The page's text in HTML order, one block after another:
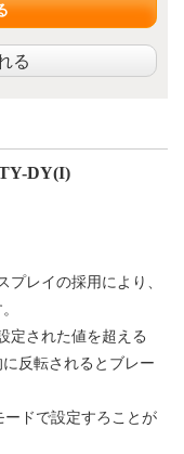
る
DY(I)
プレイの採用により、
定された値を超える
反転されるとブレー
ードで設定すろことが